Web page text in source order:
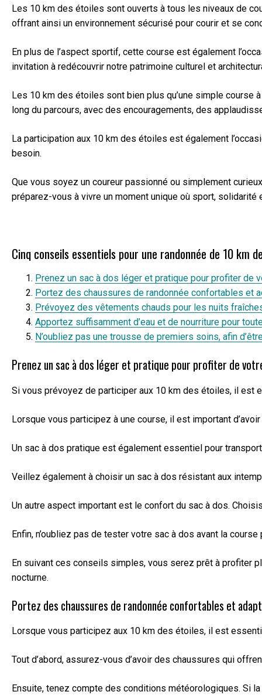
Les 10 km des étoiles sont ouverts à tous les niveaux de
offrant ainsi un environnement sécurisé pour courir et se
En plus de l’aspect sportif, cette course est également
invitation à redécouvrir notre patrimoine culturel et
Les 10 km des étoiles sont bien plus qu’une simple course
long du parcours, avec des encouragements, des
La participation aux 10 km des étoiles est également
besoin.
Que vous soyez un coureur passionné ou simplement
préparez-vous à vivre un moment unique où sport,
Cinq conseils essentiels pour une randonnée de 10 km
Prenez un sac à dos léger et pratique pour profiter de
Portez des chaussures de randonnée confortables et
Prévoyez des vêtements chauds pour les nuits
Apportez suffisamment d’eau et de nourriture pour
N’oubliez pas une trousse de premiers soins, afin
Prenez un sac à dos léger et pratique pour profiter de
Si vous prévoyez de participer aux 10 km des étoiles, il est
Lorsque vous participez à une course, il est important
Un sac à dos pratique est également essentiel pour
Veillez également à choisir un sac à dos résistant aux
Un autre aspect important est le confort du sac à dos.
Enfin, n’oubliez pas de tester votre sac à dos avant la
En suivant ces conseils simples, vous serez prêt à profiter
nocturne.
Portez des chaussures de randonnée confortables et
Lorsque vous participez aux 10 km des étoiles, il est
Tout d’abord, assurez-vous d’avoir des chaussures qui
Ensuite, tenez compte des conditions météorologiques. Si